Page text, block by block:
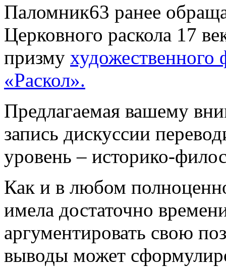
Паломник63 ранее
Церковного раскола 17
призму
«Раскол».
Предлагаемая вашему
запись дискуссии
уровень – историко-
Как и в любом
имела достаточно
аргументировать свою
выводы может